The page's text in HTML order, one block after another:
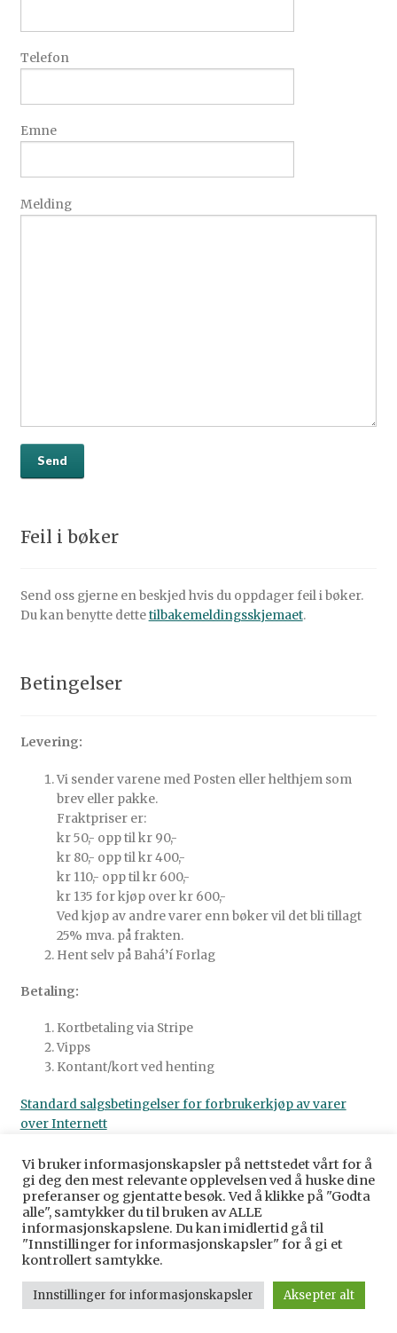
Telefon
Emne
Melding
Feil i bøker
Send oss gjerne en beskjed hvis du oppdager feil i bøker.
Du kan benytte dettetilbakemeldingsskjemaet.
Betingelser
Levering:
Vi sender varene med Posten eller helthjem som
brev eller pakke.
Fraktpriser er:
kr 50,- opp til kr 90,-
kr 80,- opp til kr 400,-
kr 110,- opp til kr 600,-
kr 135 for kjøp over kr 600,-
Ved kjøp av andre varer enn bøker vil det bli tillagt
25% mva. på frakten.
Hent selv på Bahá’í Forlag
Betaling:
Kortbetaling via Stripe
Vipps
Kontant/kort ved henting
Standard salgsbetingelser for forbrukerkjøp av varer
over Internett
© Baha’i Forlag Norge 2026
Personvernerklæring
Bygget med WooCommerce.
0
Vi bruker informasjonskapsler på nettstedet vårt for å
gi deg den mest relevante opplevelsen ved å huske dine
preferanser og gjentatte besøk. Ved å klikke på "Godta
alle", samtykker du til bruken av ALLE
informasjonskapslene. Du kan imidlertid gå til
"Innstillinger for informasjonskapsler" for å gi et
kontrollert samtykke.
Innstillinger for informasjonskapsler Aksepter alt